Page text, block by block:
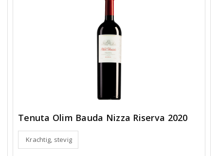
Tenuta Olim Bauda Nizza Riserva 2020
Krachtig, stevig